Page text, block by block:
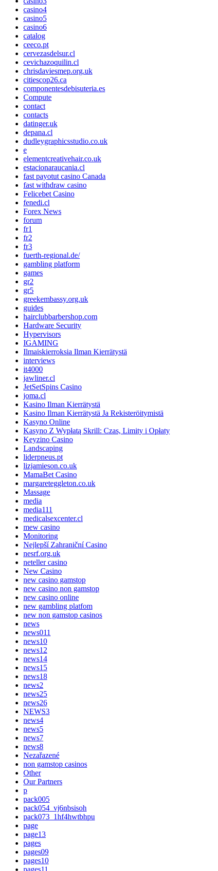
casino4
casino5
casino6
catalog
ceeco.pt
cervezasdelsur.cl
cevichazoquilin.cl
chrisdaviesmep.org.uk
citiescop26.ca
componentesdebisuteria.es
Compute
contact
contacts
datinger.uk
depana.cl
dudleygraphicsstudio.co.uk
e
elementcreativehair.co.uk
estacionaraucania.cl
fast payotut casino Canada
fast withdraw casino
Felicebet Casino
fenedi.cl
Forex News
forum
fr1
fr2
fr3
fuerth-regional.de/
gambling platform
games
gr2
gr5
greekembassy.org.uk
guides
hairclubbarbershop.com
Hardware Security
Hypervisors
IGAMING
Ilmaiskierroksia Ilman Kierrätystä
interviews
it4000
jawliner.cl
JetSetSpins Casino
joma.cl
Kasino Ilman Kierrätystä
Kasino Ilman Kierrätystä Ja Rekisteröitymistä
Kasyno Online
Kasyno Z Wypłatą Skrill: Czas, Limity i Opłaty
Keyzino Casino
Landscaping
liderpneus.pt
lizjamieson.co.uk
MamaBet Casino
margareteggleton.co.uk
Massage
media
media111
medicalsexcenter.cl
mew casino
Monitoring
Nejlepší Zahraniční Casino
nesrf.org.uk
neteller casino
New Casino
new casino gamstop
new casino non gamstop
new casino online
new gambling platfom
new non gamstop casinos
news
news011
news10
news12
news14
news15
news18
news2
news25
news26
NEWS3
news4
news5
news7
news8
Nezařazené
non gamstop casinos
Other
Our Partners
p
pack005
pack054_vj6nbsisoh
pack073_1hf4hwtbhpu
page
page13
pages
pages09
pages10
pages11